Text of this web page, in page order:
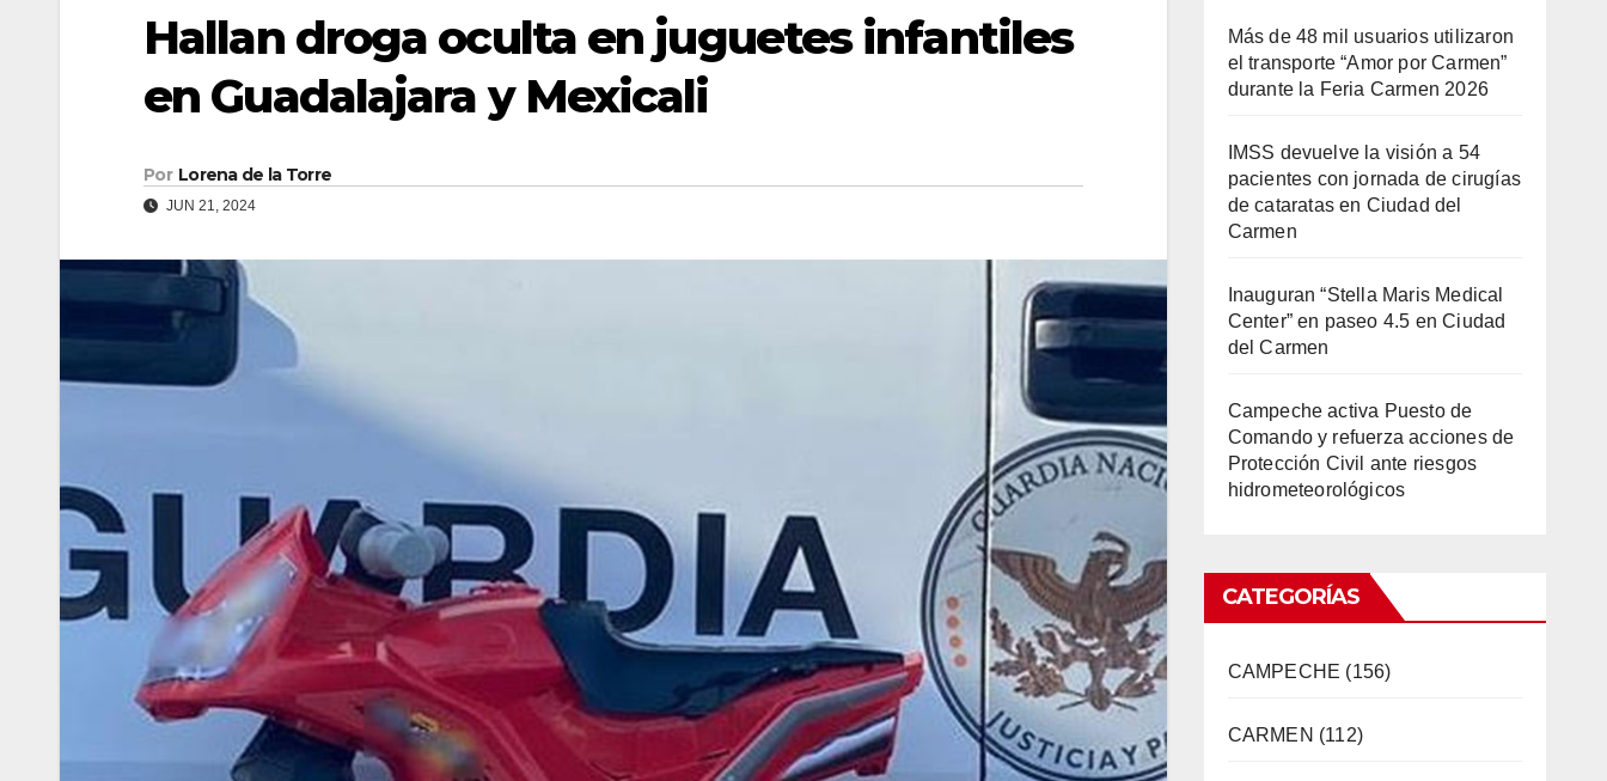
Hallan droga oculta en juguetes infantiles
en Guadalajara y Mexicali
Por Lorena de la Torre
JUN 21, 2024
Más de 48 mil usuarios utilizaron
el transporte “Amor por Carmen”
durante la Feria Carmen 2026
IMSS devuelve la visión a 54
pacientes con jornada de cirugías
de cataratas en Ciudad del
Carmen
Inauguran “Stella Maris Medical
Center” en paseo 4.5 en Ciudad
del Carmen
Campeche activa Puesto de
Comando y refuerza acciones de
Protección Civil ante riesgos
hidrometeorológicos
CATEGORÍAS
CAMPECHE (156)
CARMEN (112)